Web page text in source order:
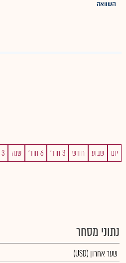
השוואה
יום שבוע חודש 3 חוד' 6 חוד' שנה 3 שנים
נתוני מסחר
שער אחרון (USD)